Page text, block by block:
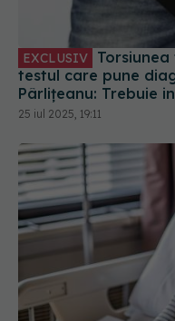
EXCLUSIV
testul care pune
Pârlițeanu: Trebuie
25 iul 2025, 19:11